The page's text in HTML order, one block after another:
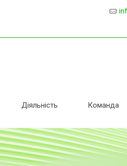
Діяльність Команда